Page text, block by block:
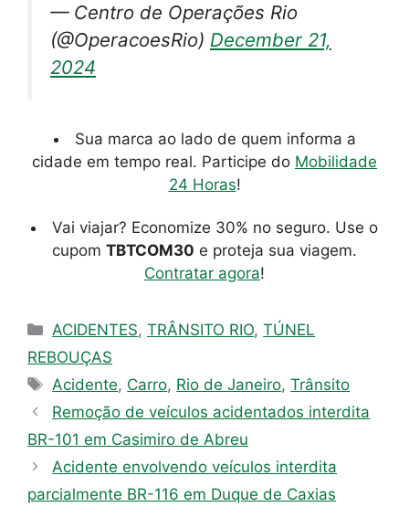
— Centro de Operações Rio
(@OperacoesRio) December 21,
2024
Sua marca ao lado de quem informa a
cidade em tempo real. Participe do Mobilidade
24 Horas!
Vai viajar? Economize 30% no seguro. Use o
cupom TBTCOM30 e proteja sua viagem.
Contratar agora!
Categorias
ACIDENTES,TRÂNSITO RIO,TÚNEL
REBOUÇAS
Tags
Acidente, Carro, Rio de Janeiro,Trânsito
Remoção de veículos acidentados interdita
BR-101 em Casimiro de Abreu
Acidente envolvendo veículos interdita
parcialmente BR-116 em Duque de Caxias